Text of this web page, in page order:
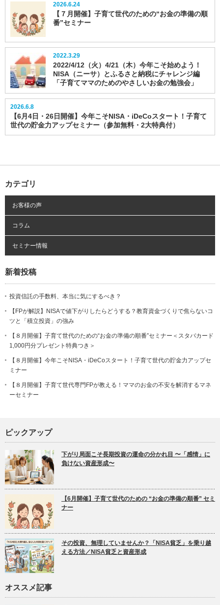
2026.6.24
【７月開催】子育て世代のための“お金の準備の順
番”セミナー
2022.3.29
2022/4/12（火）4/21（木）今年こそ始めよう！
NISA（ニーサ）とふるさと納税にチャレンジ編
「子育てママのためのやさしいお金の勉強会」
2026.6.8
【6月4日・26日開催】今年こそNISA・iDeCoスタート！子育て
世代の貯金力アップセミナー（参加無料・2大特典付）
カテゴリ
お客様の声
コラム
セミナー情報
新着投稿
投資信託の手数料、本当に気にするべき？
【FPが解説】NISAで値下がりしたらどうする？教育資金づくりで焦らないコ
ツと「積立投資」の強み
【８月開催】子育て世代のための“お金の準備の順番”セミナー＜スタバカード
1,000円分プレゼント特典つき＞
【８月開催】今年こそNISA・iDeCoスタート！子育て世代の貯金力アップセ
ミナー
【８月開催】子育て世代専門FPが教える！ママのお金の不安を解消するマネ
ーセミナー
ピックアップ
下がり局面こそ長期投資の運命の分かれ目 〜「感情」に
負けない資産形成〜
【6月開催】子育て世代のための “お金の準備の順番” セミ
ナー
その投資、無理していませんか？「NISA貧乏」を乗り越
える方法／NISA貧乏と資産形成
オススメ記事